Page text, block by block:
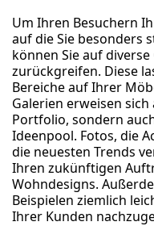
Um Ihren Besuchern
auf die Sie besonders
können Sie auf
zurückgreifen. Diese
Bereiche auf Ihrer
Galerien erweisen
Portfolio, sondern
Ideenpool. Fotos, die
die neuesten Trends
Ihren zukünftigen
Wohndesigns.
Beispielen ziemlich
Ihrer Kunden